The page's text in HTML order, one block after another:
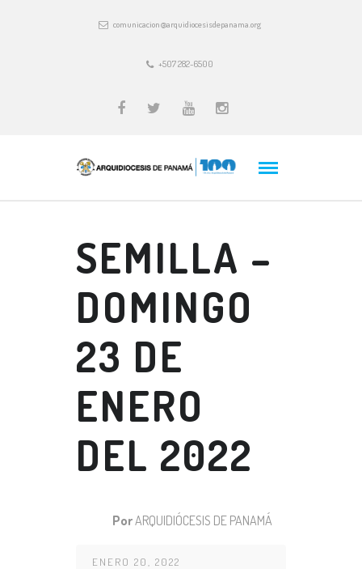
comunicacion@arquidiocesisdepanama.org
+507 282-6500
SEMILLA –
DOMINGO
23 DE
ENERO
DEL 2022
PorARQUIDIÓCESIS DE PANAMÁ
ENERO 20, 2022